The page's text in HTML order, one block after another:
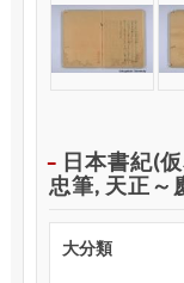
日本書紀(
忠筆, 天正～
大分類